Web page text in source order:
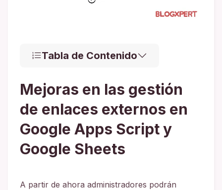
Tabla de Contenido
Mejoras en las gestión
de enlaces externos en
Google Apps Script y
Google Sheets
A partir de ahora administradores podrán